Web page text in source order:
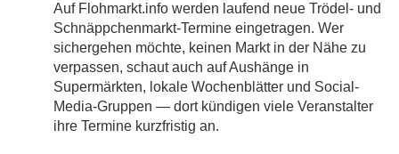
Auf Flohmarkt.info werden laufend neue Trödel- und
Schnäppchenmarkt-Termine eingetragen. Wer
sichergehen möchte, keinen Markt in der Nähe zu
verpassen, schaut auch auf Aushänge in
Supermärkten, lokale Wochenblätter und Social-
Media-Gruppen — dort kündigen viele Veranstalter
ihre Termine kurzfristig an.